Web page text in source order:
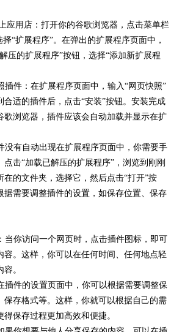
应用店：打开你的谷歌浏览器，点击菜单栏
“扩展程序”。在弹出的扩展程序页面中，
压的扩展程序”按钮，选择“添加新扩展程
插件：在扩展程序页面中，输入“网页快照”
合适的插件后，点击“安装”按钮。安装完成
歌浏览器，插件应该会自动加载并显示在扩
没有自动出现在扩展程序页面中，你需要手
击“加载已解压的扩展程序”，浏览到刚刚
在的文件夹，选择它，然后点击“打开”按
据需要调整插件的设置，如保存位置、保存
当你访问一个网页时，点击插件图标，即可
容。这样，你可以在任何时间、任何地点轻
。
插件的设置页面中，你可以根据需要调整保
保存格式等。这样，你就可以根据自己的需
保存过程更加高效和便捷。